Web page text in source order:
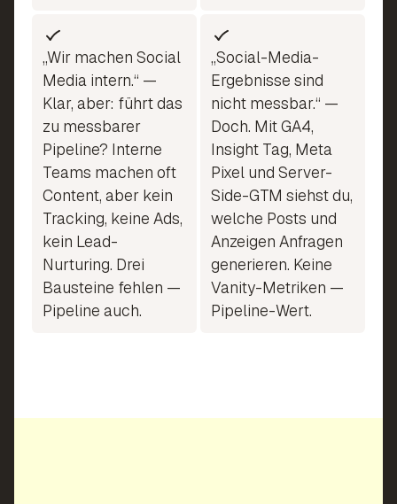
„Wir machen Social
Media intern.“ —
Klar, aber: führt das
zu messbarer
Pipeline? Interne
Teams machen oft
Content, aber kein
Tracking, keine Ads,
kein Lead-
Nurturing. Drei
Bausteine fehlen —
Pipeline auch.
„Social-Media-
Ergebnisse sind
nicht messbar.“ —
Doch. Mit GA4,
Insight Tag, Meta
Pixel und Server-
Side-GTM siehst du,
welche Posts und
Anzeigen Anfragen
generieren. Keine
Vanity-Metriken —
Pipeline-Wert.